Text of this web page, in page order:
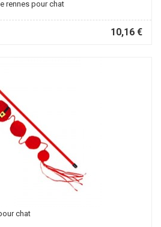
rennes pour chat
10,16 €
chat